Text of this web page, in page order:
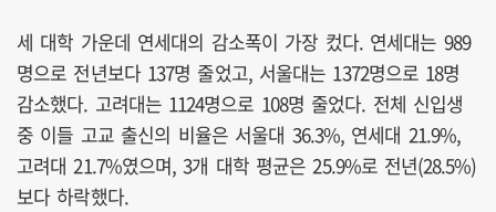
세 대학 가운데 연세대의 감소폭이 가장 컸다. 연세대는 989
명으로 전년보다 137명 줄었고, 서울대는 1372명으로 18명
감소했다. 고려대는 1124명으로 108명 줄었다. 전체 신입생
중 이들 고교 출신의 비율은 서울대 36.3%, 연세대 21.9%,
고려대 21.7%였으며, 3개 대학 평균은 25.9%로 전년(28.5%)
보다 하락했다.